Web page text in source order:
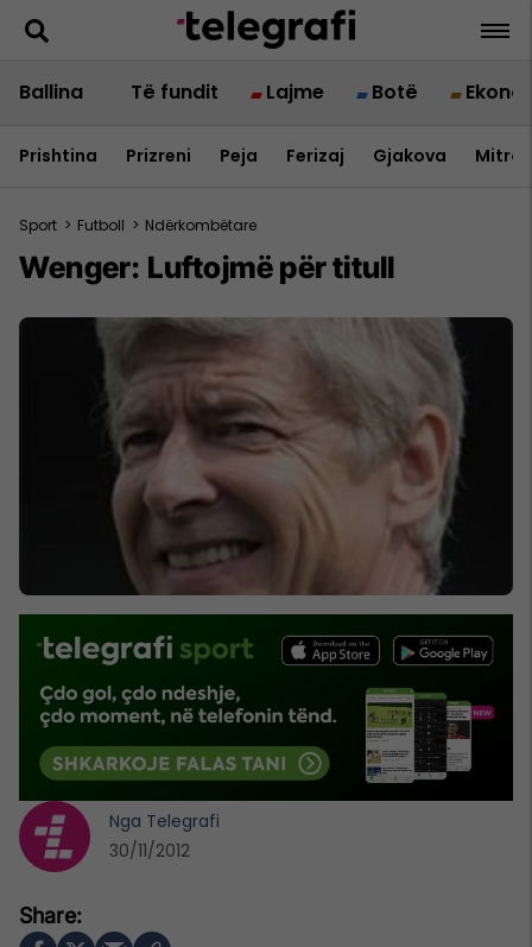
Ballina Të fundit Lajme Botë
Prishtina Prizreni Peja Ferizaj Gjakova
Sport > Futboll > Ndërkombëtare
Wenger: Luftojmë për titull
Nga Telegrafi
30/11/2012